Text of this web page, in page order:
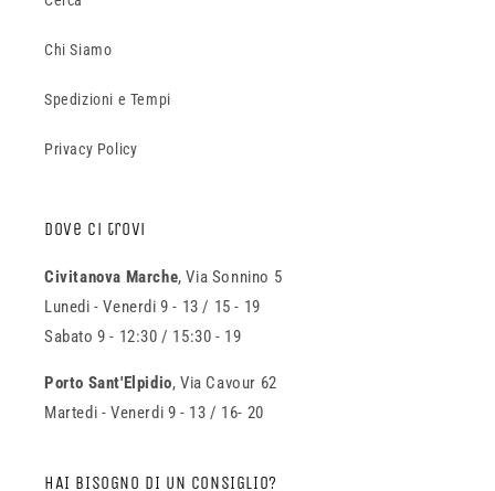
Chi Siamo
Spedizioni e Tempi
Privacy Policy
Dove ci trovi
Civitanova Marche, Via Sonnino 5
Lunedi - Venerdi 9 - 13 / 15 - 19
Sabato 9 - 12:30 / 15:30 - 19
Porto Sant'Elpidio, Via Cavour 62
Martedi - Venerdi 9 - 13 / 16- 20
HAI BISOGNO DI UN CONSIGLIO?